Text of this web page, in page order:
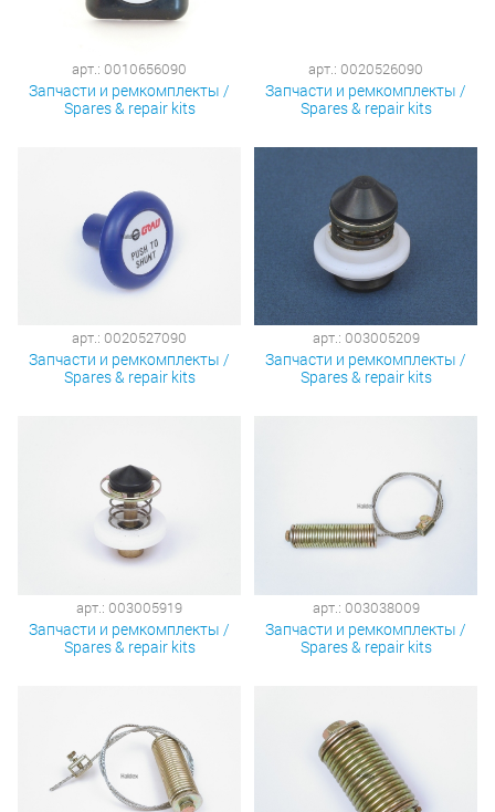
арт.: 0010656090
Запчасти и ремкомплекты /
Spares & repair kits
арт.: 0020526090
Запчасти и ремкомплекты /
Spares & repair kits
арт.: 0020527090
Запчасти и ремкомплекты /
Spares & repair kits
арт.: 003005209
Запчасти и ремкомплекты /
Spares & repair kits
арт.: 003005919
Запчасти и ремкомплекты /
Spares & repair kits
арт.: 003038009
Запчасти и ремкомплекты /
Spares & repair kits